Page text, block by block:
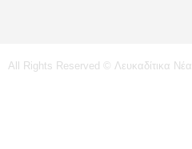
All Rights Reserved © Λευκαδίτικα Νέα